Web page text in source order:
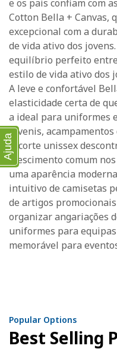
e os pais confiam com
Cotton Bella + Canvas,
excepcional com a
de vida ativo dos
equilíbrio perfeito
estilo de vida ativo dos
A leve e confortável
elasticidade certa de
a ideal para uniformes
juvenis,
O corte unissex
crescimento comum
uma aparência
intuitivo de camisetas
de artigos
organizar angariações
uniformes para
memorável para
Popular Options
Best Selling
Ajuda